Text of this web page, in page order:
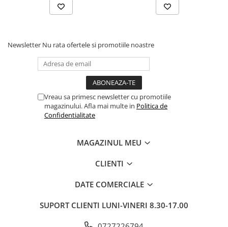
Pixuri si rezerve
Ghiozdane si genti scolare
Genti laptop
Carti si jocuri pentru copii
Carti de colorat si povestit
Jocuri / Party
Diverse articole pentru scoala
Cerneala si rezerva pentru stilou
Newsletter Nu rata ofertele si promotiile noastre
Vreau sa primesc newsletter cu promotiile
magazinului. Afla mai multe in Politica de
Confidentialitate
MAGAZINUL MEU
CLIENTI
DATE COMERCIALE
SUPORT CLIENTI LUNI-VINERI 8.30-17.00